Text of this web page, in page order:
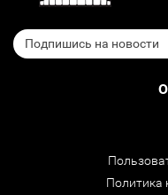
Политика